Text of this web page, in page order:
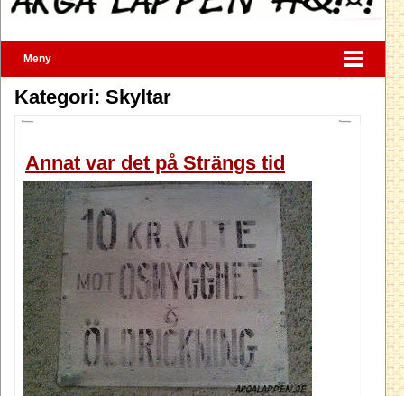
Meny
Kategori: Skyltar
Annat var det på Strängs tid